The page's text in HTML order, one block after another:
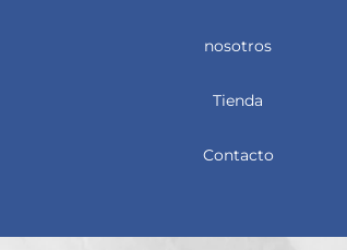
nosotros
Tienda
Contacto